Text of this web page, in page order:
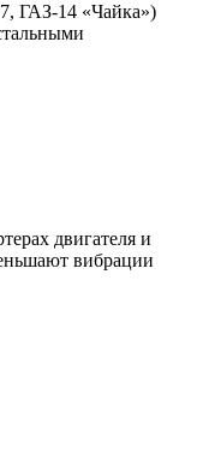
ГАЗ-14 «Чайка»)
двигателя и
вибрации